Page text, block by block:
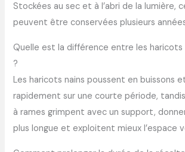
Stockées au sec et à l’abri de la lumière,
peuvent être conservées plusieurs
Quelle est la différence entre les haricots
?
Les haricots nains poussent en buissons
rapidement sur une courte période,
à rames grimpent avec un support,
plus longue et exploitent mieux l’espace